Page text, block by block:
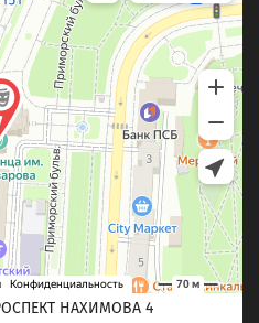
НАХИМОВА 4